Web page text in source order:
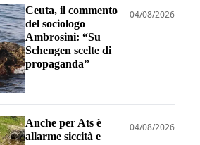
Ceuta, il commento
del sociologo
Ambrosini: “Su
Schengen scelte di
propaganda”
04/08/2026
Anche per Ats è
allarme siccità e
04/08/2026